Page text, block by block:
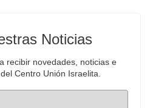
Noticias
recibir novedades, noticias e
Centro Unión Israelita.